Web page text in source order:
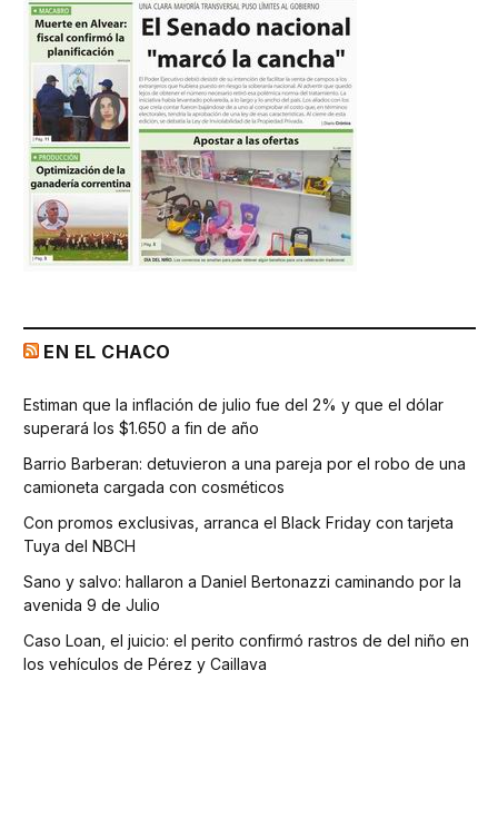
EN EL CHACO
Estiman que la inflación de julio fue del 2% y que el dólar
superará los $1.650 a fin de año
Barrio Barberan: detuvieron a una pareja por el robo de una
camioneta cargada con cosméticos
Con promos exclusivas, arranca el Black Friday con tarjeta
Tuya del NBCH
Sano y salvo: hallaron a Daniel Bertonazzi caminando por la
avenida 9 de Julio
Caso Loan, el juicio: el perito confirmó rastros de del niño en
los vehículos de Pérez y Caillava